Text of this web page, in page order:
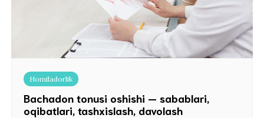
Homiladorlik
Bachadon tonusi oshishi — sabablari,
oqibatlari, tashxislash, davolash